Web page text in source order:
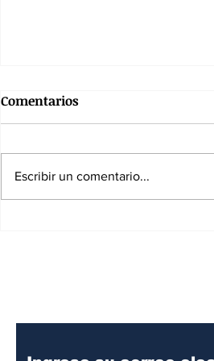
Comentarios
Escribir un comentario...